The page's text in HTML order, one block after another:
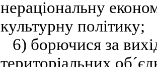
нераціональну
культурну політику;
6) борючися за
територіальних